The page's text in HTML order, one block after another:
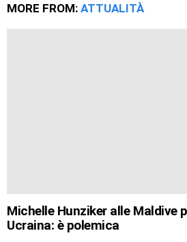
MORE FROM: ATTUALITÀ
Michelle Hunziker alle Maldive
Ucraina: è polemica